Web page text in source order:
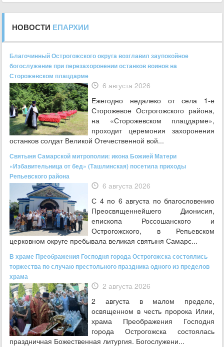
НОВОСТИ ЕПАРХИИ
Благочинный Острогожского округа возглавил заупокойное
богослужение при перезахоронении останков воинов на
Сторожевском плацдарме
6 августа 2026
Ежегодно недалеко от села 1-е
Сторожевое Острогожского района,
на «Сторожевском плацдарме»,
проходит церемония захоронения
останков солдат Великой Отечественной вой...
Святыня Самарской митрополии: икона Божией Матери
«Избавительница от бед» (Ташлинская) посетила приходы
Репьевского района
6 августа 2026
С 4 по 6 августа по благословению
Преосвященнейшего Дионисия,
епископа Россошанского и
Острогожского, в Репьевском
церковном округе пребывала великая святыня Самарс...
В храме Преображения Господня города Острогожска состоялись
торжества по случаю престольного праздника одного из пределов
храма
2 августа 2026
2 августа в малом пределе,
освященном в честь пророка Илии,
храма Преображения Господня
города Острогожска состоялась
праздничная Божественная литургия. Богослужени...